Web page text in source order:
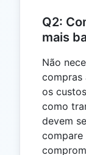
Q2:
mais
Não
compras
os
como
devem
compare